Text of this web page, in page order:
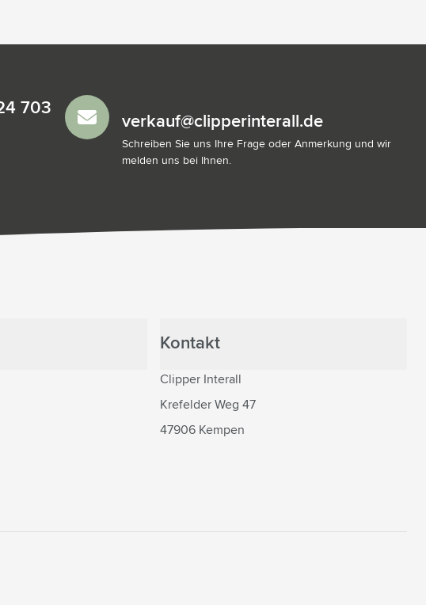
703
verkauf@clipperinterall.de
Schreiben Sie uns Ihre Frage oder Anmerkung und wir
melden uns bei Ihnen.
Kontakt
Clipper Interall
Krefelder Weg 47
47906 Kempen